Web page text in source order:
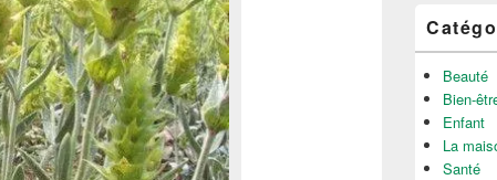
Beauté
Bien-
Enfant
La
Santé